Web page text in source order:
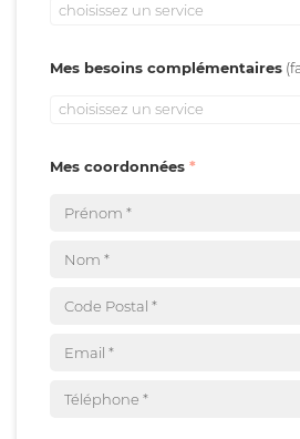
choisissez un service
Mes besoins complémentaires
choisissez un service
Mes coordonnées